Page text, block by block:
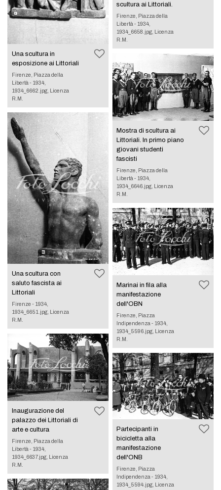
Una scultura in
esposizione ai Littoriali
Firenze, Piazza della
Libertà - 1934,
1934_6662.jpg, Licenza
R.M.
Una scultura con
saluto fascista ai
Littoriali
Firenze - 1934,
1934_6651.jpg, Licenza
R.M.
Inaugurazione del
palazzo dei Littoriali di
arte e cultura
Firenze, Piazza della
Libertà - 1934,
1934_6637.jpg, Licenza
R.M.
scultura ai Littoriali.
Firenze, Piazza della
Libertà - 1934,
1934_6658.jpg, Licenza
R.M.
Mostra di scultura ai
Littoriali. In primo piano
giovani studenti
fascisti
Firenze, Piazza della
Libertà - 1934,
1934_6646.jpg, Licenza
R.M.
Marinai in fila alla
manifestazione
dell'OBN
Firenze, Piazza
Indipendenza - 1934,
1934_5596.jpg, Licenza
R.M.
Partecipanti in
bicicletta alla
manifestazione
dell'ONB
Firenze, Piazza
Indipendenza - 1934,
1934_5594.jpg, Licenza